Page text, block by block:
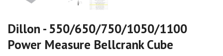
Dillon - 550/650/750/1050/1100
Power Measure Bellcrank Cube